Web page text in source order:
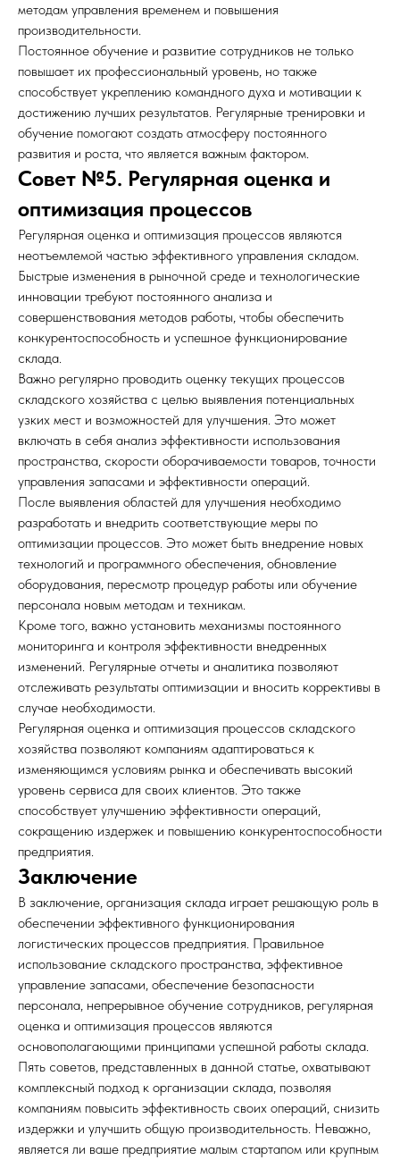
методам управления временем и повышения
производительности.
Постоянное обучение и развитие сотрудников не только
повышает их профессиональный уровень, но также
способствует укреплению командного духа и мотивации к
достижению лучших результатов. Регулярные тренировки и
обучение помогают создать атмосферу постоянного
развития и роста, что является важным фактором.
Совет №5. Регулярная оценка и
оптимизация процессов
Регулярная оценка и оптимизация процессов являются
неотъемлемой частью эффективного управления складом.
Быстрые изменения в рыночной среде и технологические
инновации требуют постоянного анализа и
совершенствования методов работы, чтобы обеспечить
конкурентоспособность и успешное функционирование
склада.
Важно регулярно проводить оценку текущих процессов
складского хозяйства с целью выявления потенциальных
узких мест и возможностей для улучшения. Это может
включать в себя анализ эффективности использования
пространства, скорости оборачиваемости товаров, точности
управления запасами и эффективности операций.
После выявления областей для улучшения необходимо
разработать и внедрить соответствующие меры по
оптимизации процессов. Это может быть внедрение новых
технологий и программного обеспечения, обновление
оборудования, пересмотр процедур работы или обучение
персонала новым методам и техникам.
Кроме того, важно установить механизмы постоянного
мониторинга и контроля эффективности внедренных
изменений. Регулярные отчеты и аналитика позволяют
отслеживать результаты оптимизации и вносить коррективы в
случае необходимости.
Регулярная оценка и оптимизация процессов складского
хозяйства позволяют компаниям адаптироваться к
изменяющимся условиям рынка и обеспечивать высокий
уровень сервиса для своих клиентов. Это также
способствует улучшению эффективности операций,
сокращению издержек и повышению конкурентоспособности
предприятия.
Заключение
В заключение, организация склада играет решающую роль в
обеспечении эффективного функционирования
логистических процессов предприятия. Правильное
использование складского пространства, эффективное
управление запасами, обеспечение безопасности
персонала, непрерывное обучение сотрудников, регулярная
оценка и оптимизация процессов являются
основополагающими принципами успешной работы склада.
Пять советов, представленных в данной статье, охватывают
комплексный подход к организации склада, позволяя
компаниям повысить эффективность своих операций, снизить
издержки и улучшить общую производительность. Неважно,
является ли ваше предприятие малым стартапом или крупным